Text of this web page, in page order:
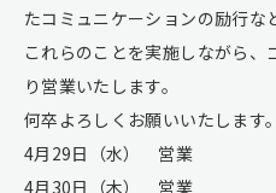
たコミュニケーションの励行な
これらのことを実施しながら、
り営業いたします。
何卒よろしくお願いいたします。
4月29日（水） 営業
4月30日（木） 営業